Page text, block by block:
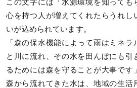
この文字には「水源環境を知っても
心を持つ人が増えてくれたらうれし
いが込められています。
「森の保水機能によって雨はミネ
と川に流れ、その水を田んぼにも引
るためには森を守ることが大事です
森から流れてきた水は、地域の生活